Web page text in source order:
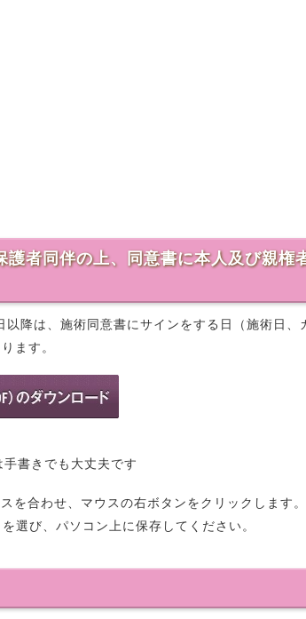
者同伴の上、同意書に本人及び親権
降は、施術同意書にサインをする日（施術日、
ます。
書きでも大丈夫です
合わせ、マウスの右ボタンをクリックします。
選び、パソコン上に保存してください。